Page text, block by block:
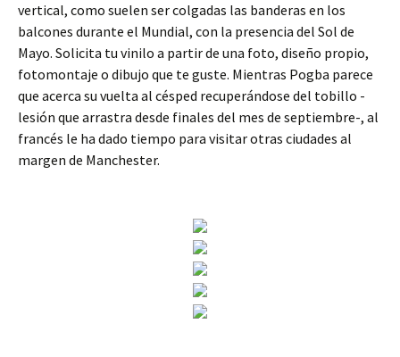
vertical, como suelen ser colgadas las banderas en los
balcones durante el Mundial, con la presencia del Sol de
Mayo. Solicita tu vinilo a partir de una foto, diseño propio,
fotomontaje o dibujo que te guste. Mientras Pogba parece
que acerca su vuelta al césped recuperándose del tobillo -
lesión que arrastra desde finales del mes de septiembre-, al
francés le ha dado tiempo para visitar otras ciudades al
margen de Manchester.